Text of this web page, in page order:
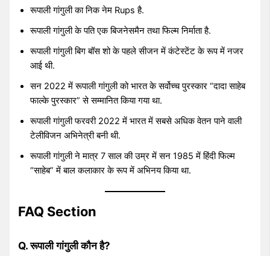
रूपाली गांगुली का निक नेम Rups है.
रूपाली गांगुली के पति एक बिजनेसमैन तथा फिल्म निर्माता है.
रूपाली गांगुली बिग बॉस शो के पहले सीजन में कंटेस्टेंट के रूप में नजर
आई थी.
सन 2022 में रूपाली गांगुली को भारत के सर्वोच्च पुरस्कार “दादा साहेब
फाल्के पुरस्कार” से सम्मानित किया गया था.
रूपाली गांगुली फरवरी 2022 में भारत में सबसे अधिक वेतन पाने वाली
टेलीविजन अभिनेत्री बनी थी.
रूपाली गांगुली ने मात्र 7 साल की उम्र में सन 1985 में हिंदी फिल्म
“साहेब” में बाल कलाकार के रूप में अभिनय किया था.
FAQ Section
Q. रूपाली गांगुली कौन है?